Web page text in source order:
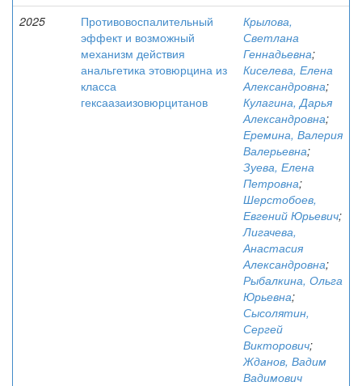
2025
Противовоспалительный
эффект и возможный
механизм действия
анальгетика этовюрцина из
класса
гексаазаизовюрцитанов
Крылова,
Светлана
Геннадьевна;
Киселева, Елена
Александровна;
Кулагина, Дарья
Александровна;
Еремина, Валерия
Валерьевна;
Зуева, Елена
Петровна;
Шерстобоев,
Евгений Юрьевич;
Лигачева,
Анастасия
Александровна;
Рыбалкина, Ольга
Юрьевна;
Сысолятин,
Сергей
Викторович;
Жданов, Вадим
Вадимович